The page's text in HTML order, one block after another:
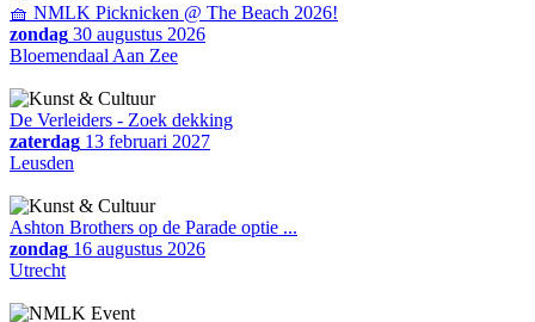
🧺 NMLK Picknicken @ The Beach 2026!
zondag 30 augustus 2026
Bloemendaal Aan Zee
De Verleiders - Zoek dekking
zaterdag 13 februari 2027
Leusden
Ashton Brothers op de Parade optie ...
zondag 16 augustus 2026
Utrecht